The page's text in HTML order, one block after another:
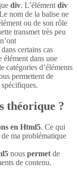
div. L’élément div
nom de la balise ne
ou de son rôle
transmet très peu
certains cas
élément dans une
catégories d’éléments
permettent de
théorique ?
en Html5. Ce qui
ma problématique
nous permet de
de contenu.